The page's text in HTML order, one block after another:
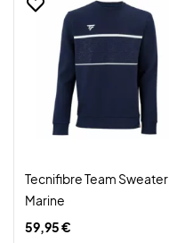
Tecnifibre Team Sweater
Marine
59,95 €